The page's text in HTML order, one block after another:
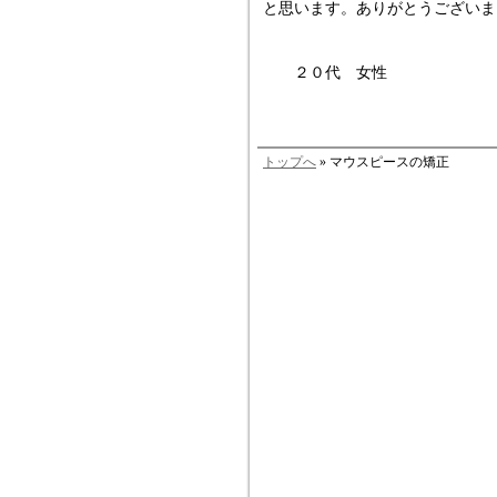
と思います。ありがとうござい
２０代 女性
トップへ » マウスピースの矯正